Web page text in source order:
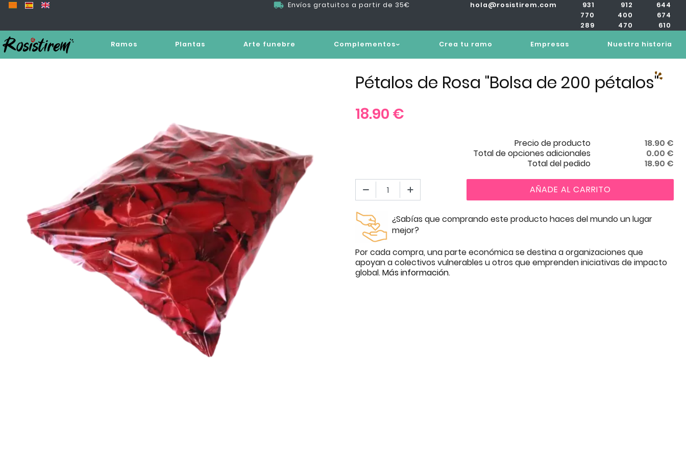
Envíos gratuitos a partir de 35€ hola@rosistirem.com
931
770
289
912
400
470
644
674
610
Ramos Plantas Arte funebre Complementos Crea tu ramo Empresas Nuestra historia
Pétalos de Rosa "Bolsa de 200 pétalos"
18.90 €
Precio de producto 18.90 €
Total de opciones adicionales
0.00 €
Total del pedido
18.90 €
AÑADE AL CARRITO
¿Sabías que comprando este producto haces del mundo un lugar
mejor?
Por cada compra, una parte económica se destina a organizaciones que
apoyan a colectivos vulnerables u otros que emprenden iniciativas de impacto
global.Más información.